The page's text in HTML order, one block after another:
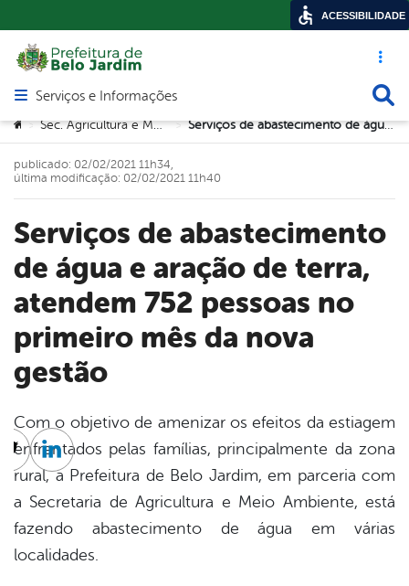
Acesso
Abrir menu principal de navegação
Serviços e Informações
Você está aqui:
> Sec. Agricultura e Meio Ambiente > Serviços de abastecimento de água e aração de terra, atendem 752 pessoas no primeiro mês da nova gestão
Serviços de abastecimento
de água e aração de terra,
atendem 752 pessoas no
primeiro mês da nova
gestão
publicado: 02/02/2021 11h34,
última modificação: 02/02/2021 11h40
Com o objetivo de amenizar os efeitos da estiagem
enfrentados pelas famílias, principalmente da zona
rural, a Prefeitura de Belo Jardim, em parceria com
a Secretaria de Agricultura e Meio Ambiente, está
fazendo abastecimento de água em várias
localidades.
Twitter
Linkedin
ACESSIBILIDADE